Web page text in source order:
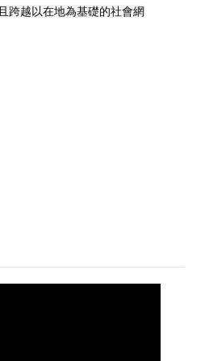
跨越以在地為基礎的社會網